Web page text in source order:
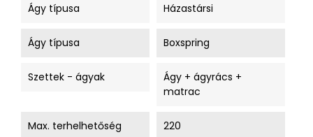
Ágy típusa Házastársi
Ágy típusa Boxspring
Szettek - ágyak
Ágy + ágyrács +
matrac
Max. terhelhetőség 220